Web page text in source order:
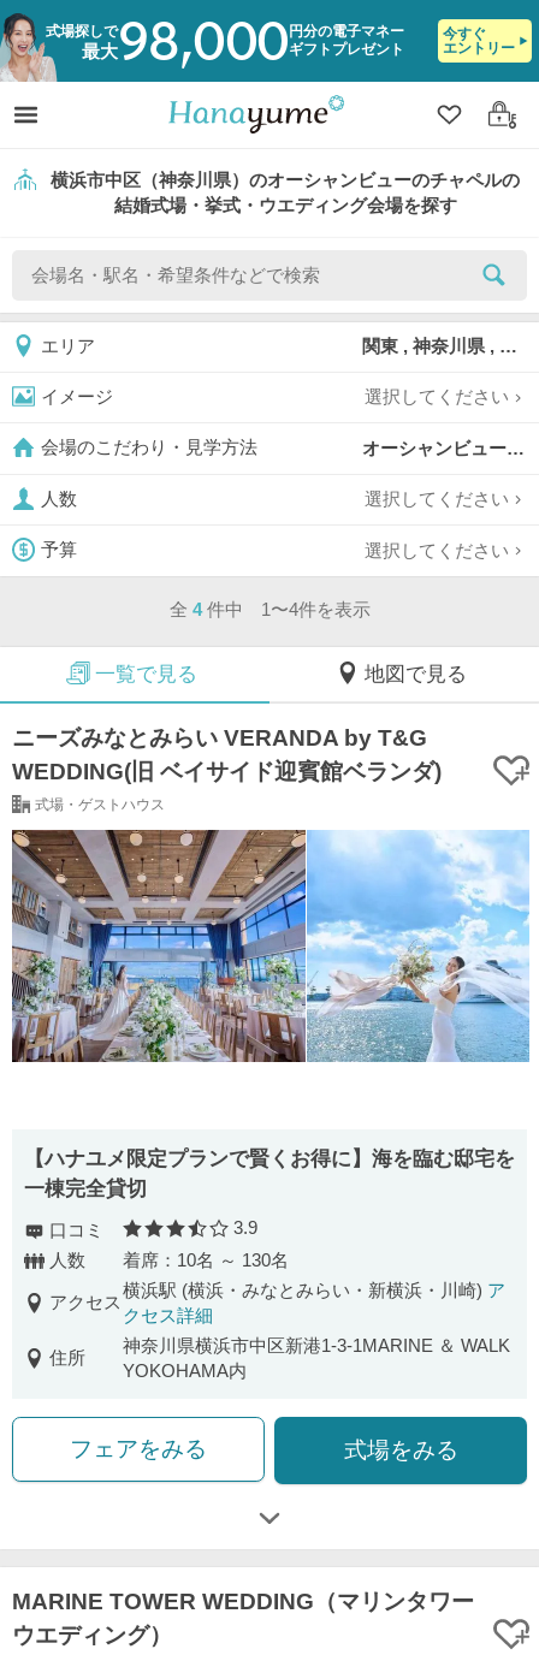
式場探しで
最大98,000 円分の電子マネー
ギフトプレゼント
今すぐ
エントリー
クリップ
ログ
横浜市中区（神奈川県）のオーシャンビューのチャペルの
結婚式場・挙式・ウエディング会場を探す
エリア 関東 , 神奈川県 , 横浜市 , 横浜市中区
イメージ 選択してください
会場のこだわり・見学方法 オーシャンビューのチャペル,
人数 選択してください
予算 選択してください
全 4 件中 1〜4件を表示
一覧で見る 地図で見る
ニーズみなとみらい VERANDA by T&G
WEDDING(旧 ベイサイド迎賓館ベランダ)
式場・ゲストハウス
【ハナユメ限定プランで賢くお得に】海を臨む邸宅を
一棟完全貸切
口コミ 口コミ評価
3.9
人数
着席：10名 ～ 130名
アクセス
横浜駅 (横浜・みなとみらい・新横浜・川崎) ア
クセス詳細
住所
神奈川県横浜市中区新港1-3-1MARINE ＆ WALK
YOKOHAMA内
フェアをみる 式場をみる
MARINE TOWER WEDDING（マリンタワー
ウエディング）